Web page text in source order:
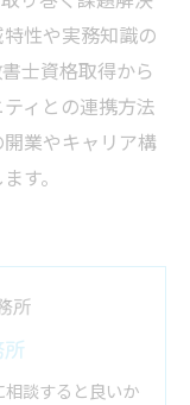
性や実務知識の
士資格取得から
ィとの連携方法
業やキャリア構
す。
談すると良いか